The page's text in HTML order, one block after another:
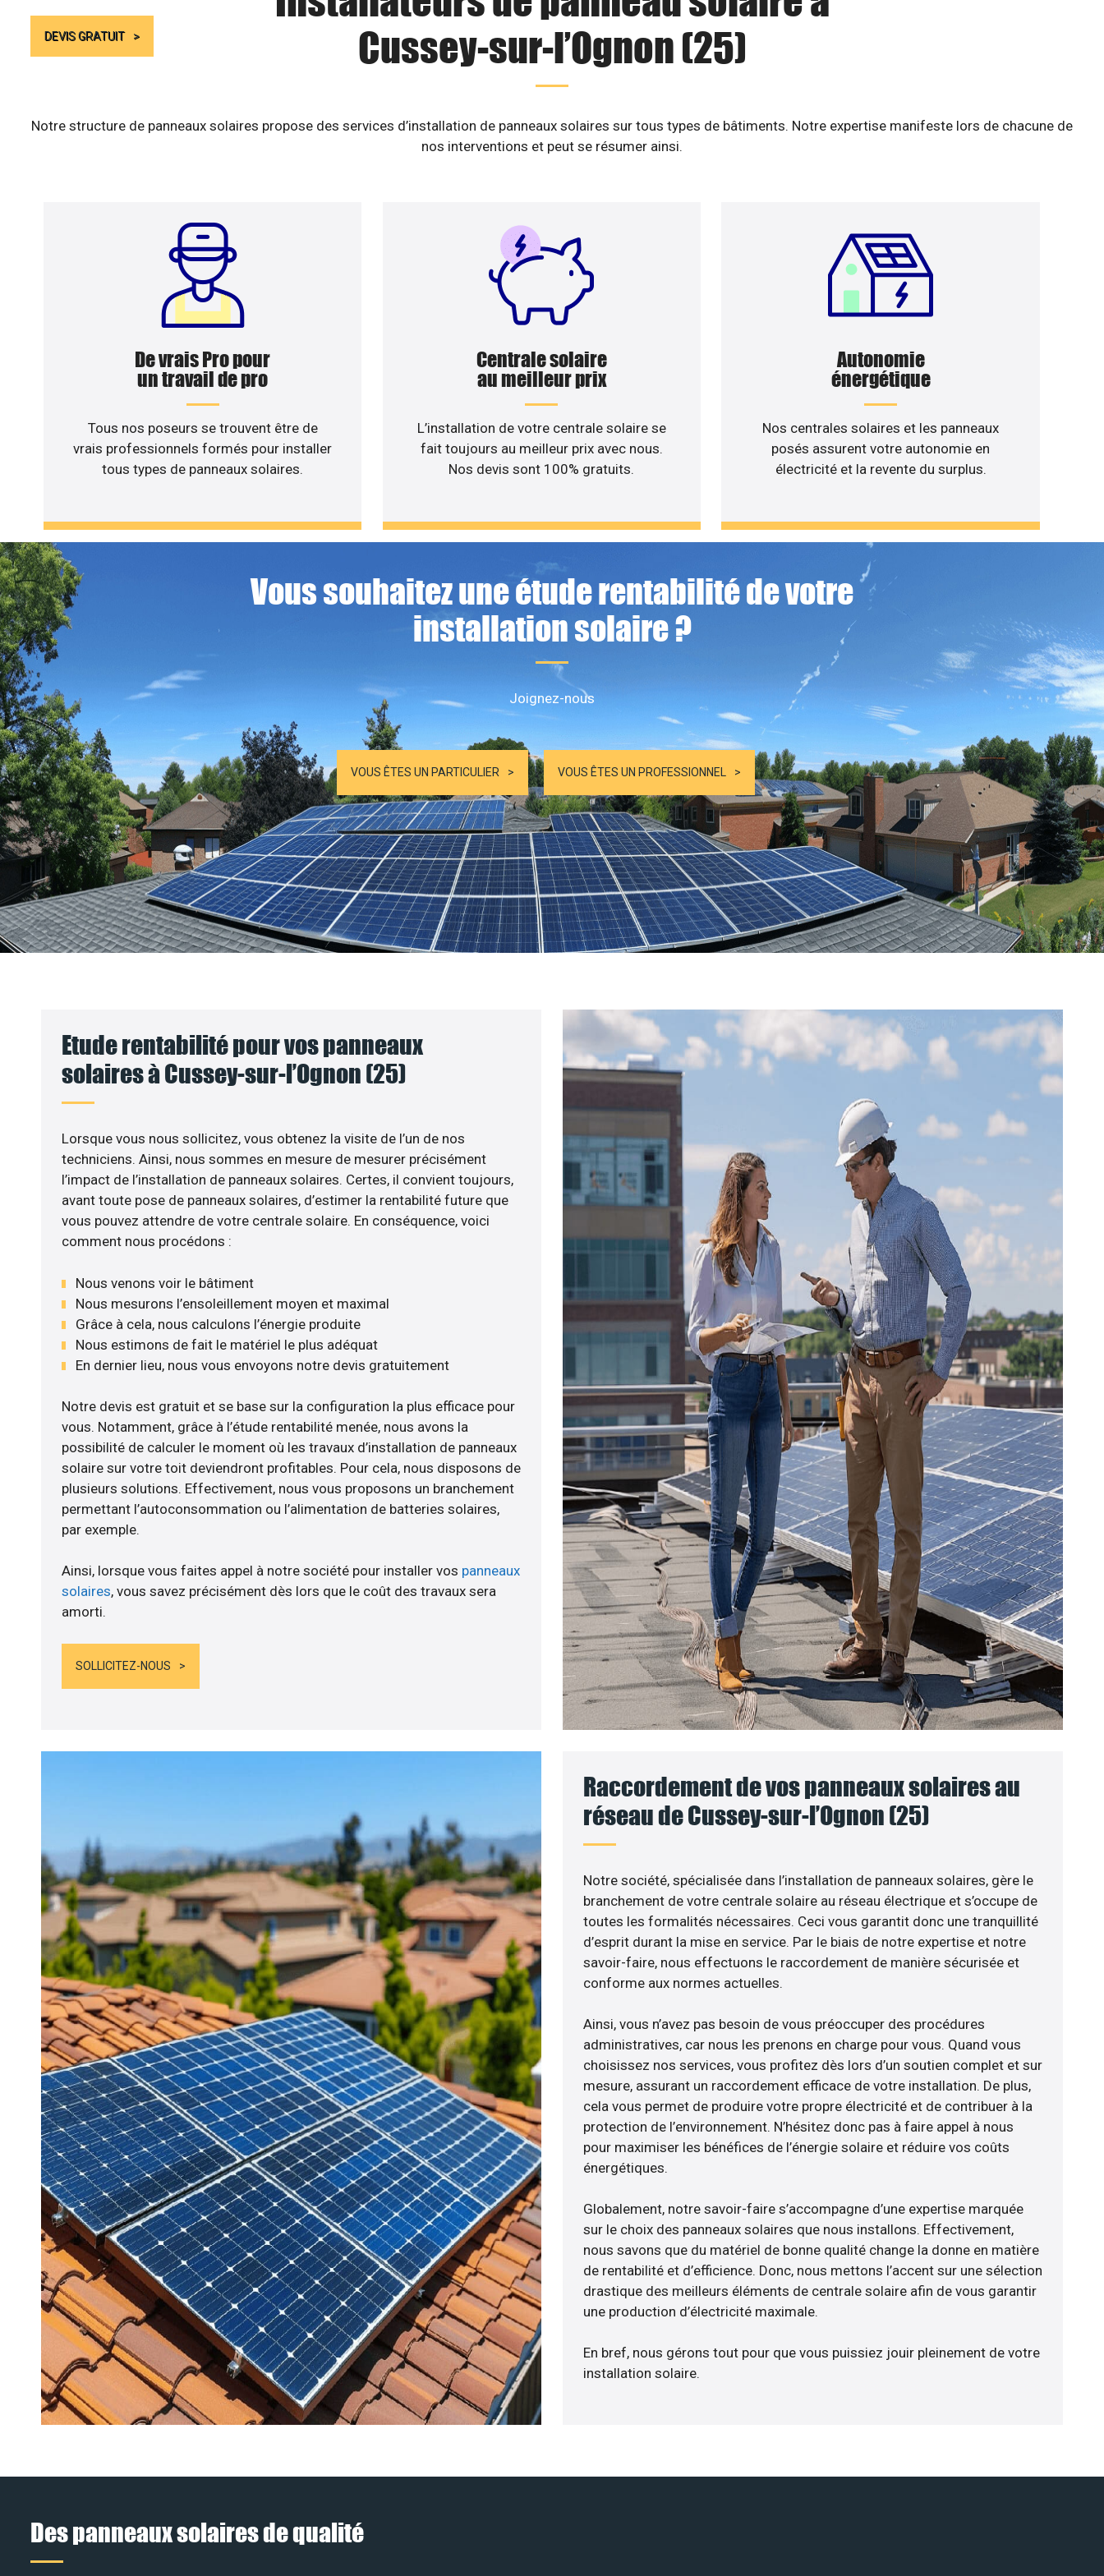
DEVIS GRATUIT
Cussey-sur-l’Ognon (25)
Notre structure de panneaux solaires propose des services d’installation de panneaux solaires sur tous types de bâtiments. Notre expertise manifeste lors de chacune de
nos interventions et peut se résumer ainsi.
De vrais Pro pour
un travail de pro
Tous nos poseurs se trouvent être de
vrais professionnels formés pour installer
tous types de panneaux solaires.
Centrale solaire
au meilleur prix
L’installation de votre centrale solaire se
fait toujours au meilleur prix avec nous.
Nos devis sont 100% gratuits.
Autonomie
énergétique
Nos centrales solaires et les panneaux
posés assurent votre autonomie en
électricité et la revente du surplus.
Vous souhaitez une étude rentabilité de votre
installation solaire ?
Joignez-nous
VOUS ÊTES UN PARTICULIER VOUS ÊTES UN PROFESSIONNEL
Etude rentabilité pour vos panneaux
solaires à Cussey-sur-l’Ognon (25)
Lorsque vous nous sollicitez, vous obtenez la visite de l’un de nos
techniciens. Ainsi, nous sommes en mesure de mesurer précisément
l’impact de l’installation de panneaux solaires. Certes, il convient toujours,
avant toute pose de panneaux solaires, d’estimer la rentabilité future que
vous pouvez attendre de votre centrale solaire. En conséquence, voici
comment nous procédons :
Nous venons voir le bâtiment
Nous mesurons l’ensoleillement moyen et maximal
Grâce à cela, nous calculons l’énergie produite
Nous estimons de fait le matériel le plus adéquat
En dernier lieu, nous vous envoyons notre devis gratuitement
Notre devis est gratuit et se base sur la configuration la plus efficace pour
vous. Notamment, grâce à l’étude rentabilité menée, nous avons la
possibilité de calculer le moment où les travaux d’installation de panneaux
solaire sur votre toit deviendront profitables. Pour cela, nous disposons de
plusieurs solutions. Effectivement, nous vous proposons un branchement
permettant l’autoconsommation ou l’alimentation de batteries solaires,
par exemple.
Ainsi, lorsque vous faites appel à notre société pour installer vos panneaux
solaires, vous savez précisément dès lors que le coût des travaux sera
amorti.
SOLLICITEZ-NOUS
Raccordement de vos panneaux solaires au
réseau de Cussey-sur-l’Ognon (25)
Notre société, spécialisée dans l’installation de panneaux solaires, gère le
branchement de votre centrale solaire au réseau électrique et s’occupe de
toutes les formalités nécessaires. Ceci vous garantit donc une tranquillité
d’esprit durant la mise en service. Par le biais de notre expertise et notre
savoir-faire, nous effectuons le raccordement de manière sécurisée et
conforme aux normes actuelles.
Ainsi, vous n’avez pas besoin de vous préoccuper des procédures
administratives, car nous les prenons en charge pour vous. Quand vous
choisissez nos services, vous profitez dès lors d’un soutien complet et sur
mesure, assurant un raccordement efficace de votre installation. De plus,
cela vous permet de produire votre propre électricité et de contribuer à la
protection de l’environnement. N’hésitez donc pas à faire appel à nous
pour maximiser les bénéfices de l’énergie solaire et réduire vos coûts
énergétiques.
Globalement, notre savoir-faire s’accompagne d’une expertise marquée
sur le choix des panneaux solaires que nous installons. Effectivement,
nous savons que du matériel de bonne qualité change la donne en matière
de rentabilité et d’efficience. Donc, nous mettons l’accent sur une sélection
drastique des meilleurs éléments de centrale solaire afin de vous garantir
une production d’électricité maximale.
En bref, nous gérons tout pour que vous puissiez jouir pleinement de votre
installation solaire.
Des panneaux solaires de qualité